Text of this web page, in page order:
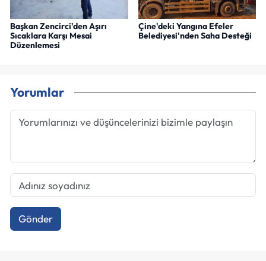
Başkan Zencirci'den Aşırı
Sıcaklara Karşı Mesai
Düzenlemesi
Çine'deki Yangına Efeler
Belediyesi'nden Saha Desteği
Yorumlar
Gönder